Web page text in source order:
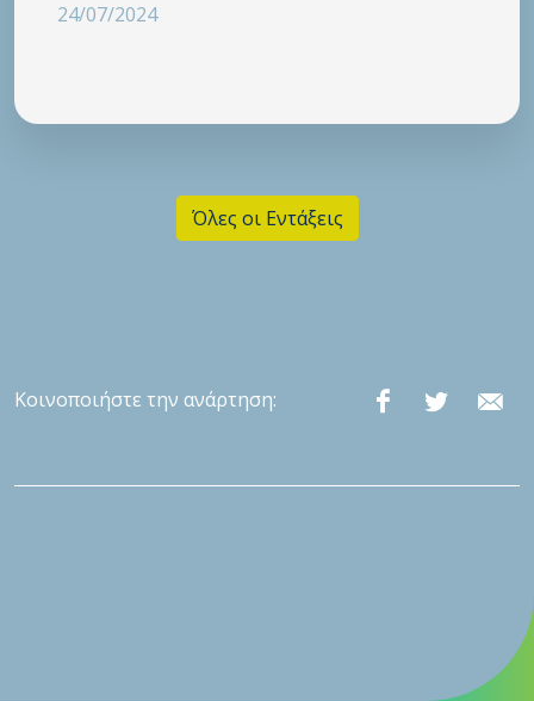
24/07/2024
Όλες οι Εντάξεις
Κοινοποιήστε την ανάρτηση: